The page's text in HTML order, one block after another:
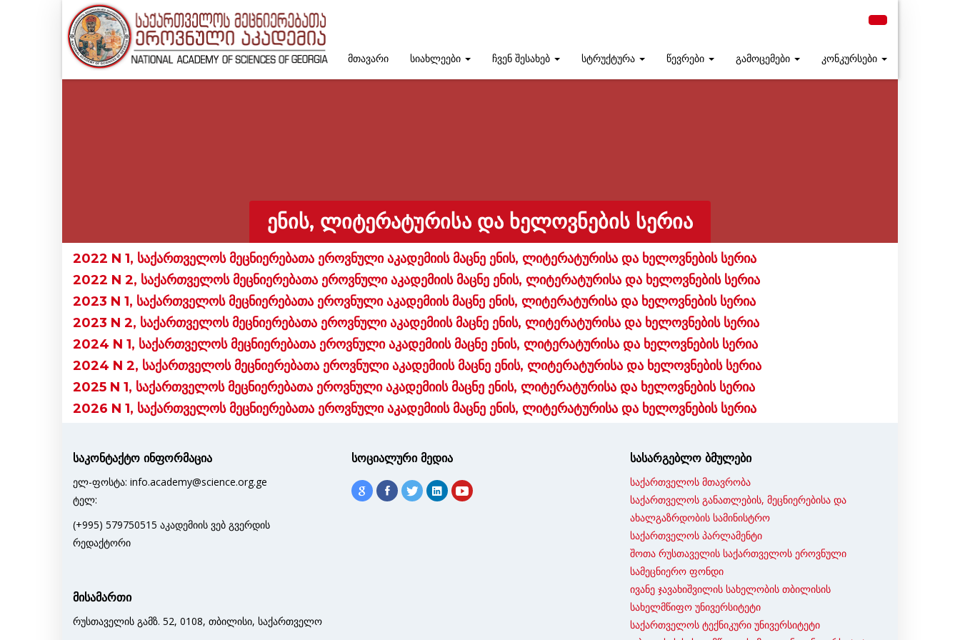
მთავარი სიახლეები ჩვენ შესახებ სტრუქტურა წევრები გამოცემები კონკურსები
ᲔᲜᲘᲡ, ᲚᲘᲢᲔᲠᲐᲢᲣᲠᲘᲡᲐ ᲓᲐ ᲮᲔᲚᲝᲕᲜᲔᲑᲘᲡ ᲡᲔᲠᲘᲐ
2022 N 1, საქართველოს მეცნიერებათა ეროვნული აკადემიის მაცნე ენის, ლიტერატურისა და ხელოვნების სერია
2022 N 2, საქართველოს მეცნიერებათა ეროვნული აკადემიის მაცნე ენის, ლიტერატურისა და ხელოვნების სერია
2023 N 1, საქართველოს მეცნიერებათა ეროვნული აკადემიის მაცნე ენის, ლიტერატურისა და ხელოვნების სერია
2023 N 2, საქართველოს მეცნიერებათა ეროვნული აკადემიის მაცნე ენის, ლიტერატურისა და ხელოვნების სერია
2024 N 1, საქართველოს მეცნიერებათა ეროვნული აკადემიის მაცნე ენის, ლიტერატურისა და ხელოვნების სერია
2024 N 2, საქართველოს მეცნიერებათა ეროვნული აკადემიის მაცნე ენის, ლიტერატურისა და ხელოვნების სერია
2025 N 1, საქართველოს მეცნიერებათა ეროვნული აკადემიის მაცნე ენის, ლიტერატურისა და ხელოვნების სერია
2026 N 1, საქართველოს მეცნიერებათა ეროვნული აკადემიის მაცნე ენის, ლიტერატურისა და ხელოვნების სერია
საკონტაქტო ინფორმაცია
ელ-ფოსტა: info.academy@science.org.ge
ტელ:
(+995) 579750515 აკადემიის ვებ გვერდის
რედაქტორი
მისამართი
რუსთაველის გამზ. 52, 0108, თბილისი, საქართველო
სოციალური მედია
სასარგებლო ბმულები
საქართველოს მთავრობა
საქართველოს განათლების, მეცნიერებისა და
ახალგაზრდობის სამინისტრო
საქართველოს პარლამენტი
შოთა რუსთაველის საქართველოს ეროვნული
სამეცნიერო ფონდი
ივანე ჯავახიშვილის სახელობის თბილისის
სახელმწიფო უნივერსიტეტი
საქართველოს ტექნიკური უნივერსიტეტი